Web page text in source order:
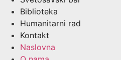
Biblioteka
Humanitarni rad
Kontakt
Naslovna